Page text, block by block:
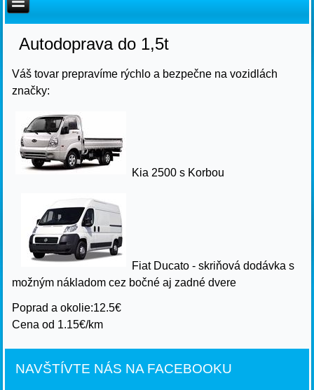
Autodoprava do 1,5t
Váš tovar prepravíme rýchlo a bezpečne na vozidlách
značky:
Kia 2500 s Korbou
Fiat Ducato - skriňová dodávka s
možným nákladom cez bočné aj zadné dvere
Poprad a okolie:12.5€
Cena od 1.15€/km
NAVŠTÍVTE NÁS NA FACEBOOKU